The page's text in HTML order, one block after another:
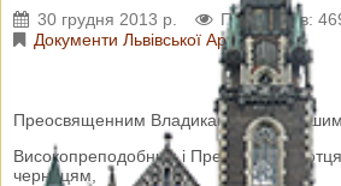
30 грудня 2013 р. Переглядів:
Документи Львівської Архиєпархії
Преосвященним Владикам,
Високопреподобним і Преподобним
черницям,